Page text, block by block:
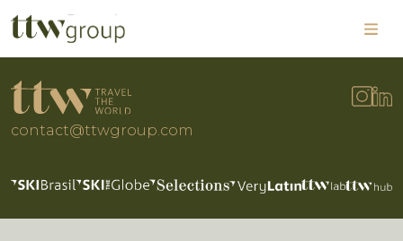
contact@ttwgroup.com